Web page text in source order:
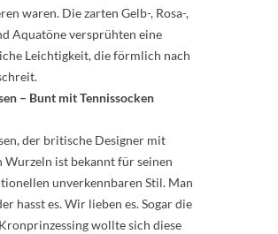
waren. Die zarten Gelb-, Rosa-,
Aquatöne versprühten eine
Leichtigkeit, die förmlich nach
– Bunt mit Tennissocken
der britische Designer mit
Wurzeln ist bekannt für seinen
unverkennbaren Stil. Man
hasst es. Wir lieben es. Sogar die
wollte sich diese